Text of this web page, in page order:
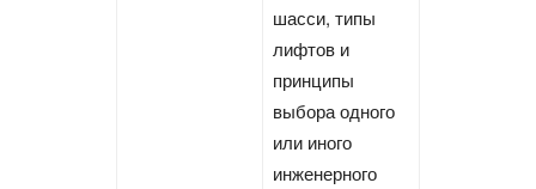
шасси, типы
лифтов и
принципы
выбора одного
или иного
инженерного